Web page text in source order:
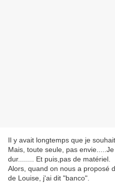
Il y avait longtemps que je
Mais, toute seule, pas
dur........ Et puis,pas de matériel.
Alors, quand on nous a proposé
de Louise, j'ai dit "banco".